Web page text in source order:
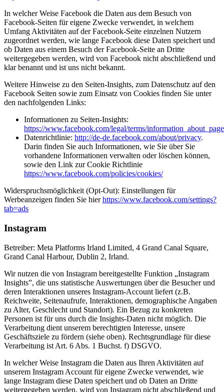
In welcher Weise Facebook die Daten aus dem Besuch von
Facebook-Seiten für eigene Zwecke verwendet, in welchem
Umfang Aktivitäten auf der Facebook-Seite einzelnen Nutzern
zugeordnet werden, wie lange Facebook diese Daten speichert und
ob Daten aus einem Besuch der Facebook-Seite an Dritte
weitergegeben werden, wird von Facebook nicht abschließend und
klar benannt und ist uns nicht bekannt.
Weitere Hinweise zu den Seiten-Insights, zum Datenschutz auf den
Facebook Seiten sowie zum Einsatz von Cookies finden Sie unter
den nachfolgenden Links:
Informationen zu Seiten-Insights:
https://www.facebook.com/legal/terms/
Datenrichtlinie: http://de-de.facebook.com/about/privacy.
Darin finden Sie auch Informationen, wie Sie über Sie
vorhandene Informationen verwalten oder löschen können,
sowie den Link zur Cookie Richtlinie
https://www.facebook.com/policies/cookies/
Widerspruchsmöglichkeit (Opt-Out): Einstellungen für
Werbeanzeigen finden Sie hierhttps://www.facebook.com/settings?
tab=ads
Instagram
Betreiber: Meta Platforms Irland Limited, 4 Grand Canal Square,
Grand Canal Harbour, Dublin 2, Irland.
Wir nutzen die von Instagram bereitgestellte Funktion „Instagram
Insights”, die uns statistische Auswertungen über die Besucher und
deren Interaktionen unseres Instagram-Account liefert (z.B.
Reichweite, Seitenaufrufe, Interaktionen, demographische Angaben
zu Alter, Geschlecht und Standort). Ein Bezug zu konkreten
Personen ist für uns durch die Insights-Daten nicht möglich. Die
Verarbeitung dient unserem berechtigten Interesse, unsere
Geschäftsziele zu fördern (siehe oben). Rechtsgrundlage für diese
Verarbeitung ist Art. 6 Abs. 1 Buchst. f) DSGVO.
In welcher Weise Instagram die Daten aus Ihren Aktivitäten auf
unserem Instagram Account für eigene Zwecke verwendet, wie
lange Instagram diese Daten speichert und ob Daten an Dritte
weitergegeben werden, wird von Instagram nicht abschließend und